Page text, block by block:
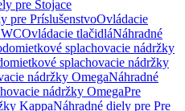
pre Stojace
pre PríslušenstvoOvládacie
Ovládacie tlačidláNáhradné
splachovacie nádržky
splachovacie nádržky
nádržky OmegaNáhradné
nádržky OmegaPre
KappaNáhradné diely pre Pre